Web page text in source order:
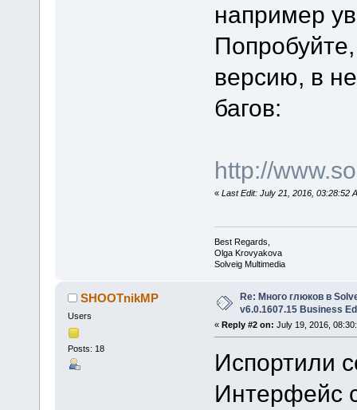
например
версию, в
багов:
http://
« Last Edit: July 21, 2016, 03:28:52
Best Regards,
Olga Krovyakova
Solveig Multimedia
SHOOTnikMP
Users
Posts: 18
Re: Много глюков в
v6.0.1607.15 Business
« Reply #2 on: July 19, 2016,
Испортили
Интерфейс